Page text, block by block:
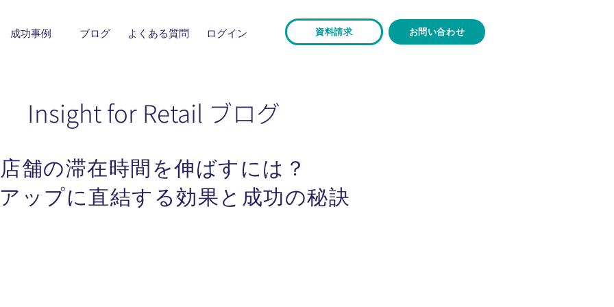
成功事例 ブログ よくある質問 ​ログイン 資料請求 お問い合わせ
Insight for Retail ブログ
店舗の滞在時間を伸ばすには？
ップに直結する効果と成功の秘訣